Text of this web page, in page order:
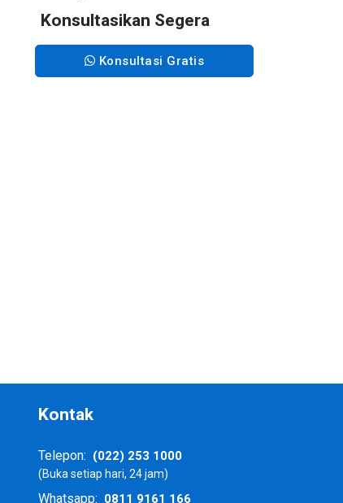
Konsultasikan Segera
Konsultasi Gratis
Kontak
Telepon: (022) 253 1000
(Buka setiap hari, 24 jam)
Whatsapp: 0811 9161 166